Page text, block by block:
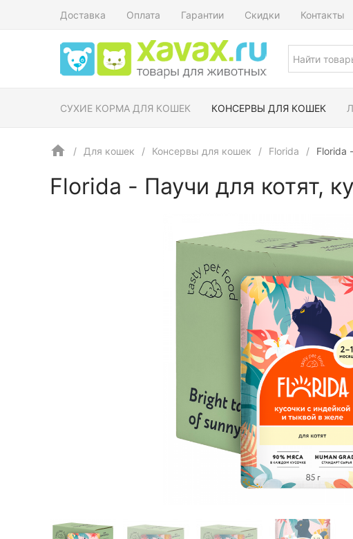
Доставка Оплата Гарантии Скидки Контакты
СУХИЕ КОРМА ДЛЯ КОШЕК КОНСЕРВЫ ДЛЯ КОШЕК
Для кошек Консервы для кошек Florida Florida
Florida - Паучи для котят,